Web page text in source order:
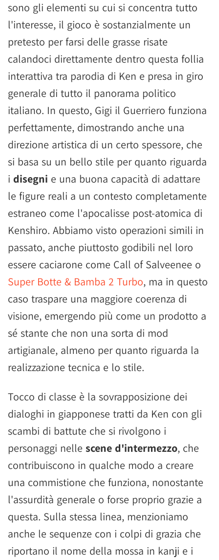
sono gli elementi su cui si concentra tutto
l'interesse, il gioco è sostanzialmente un
pretesto per farsi delle grasse risate
calandoci direttamente dentro questa follia
interattiva tra parodia di Ken e presa in giro
generale di tutto il panorama politico
italiano. In questo, Gigi il Guerriero funziona
perfettamente, dimostrando anche una
direzione artistica di un certo spessore, che
si basa su un bello stile per quanto riguarda
i disegni e una buona capacità di adattare
le figure reali a un contesto completamente
estraneo come l'apocalisse post-atomica di
Kenshiro. Abbiamo visto operazioni simili in
passato, anche piuttosto godibili nel loro
essere caciarone come Call of Salveenee o
Super Botte & Bamba 2 Turbo, ma in questo
caso traspare una maggiore coerenza di
visione, emergendo più come un prodotto a
sé stante che non una sorta di mod
artigianale, almeno per quanto riguarda la
realizzazione tecnica e lo stile.
Tocco di classe è la sovrapposizione dei
dialoghi in giapponese tratti da Ken con gli
scambi di battute che si rivolgono i
personaggi nelle scene d'intermezzo, che
contribuiscono in qualche modo a creare
una commistione che funziona, nonostante
l'assurdità generale o forse proprio grazie a
questa. Sulla stessa linea, menzioniamo
anche le sequenze con i colpi di grazia che
riportano il nome della mossa in kanji e i